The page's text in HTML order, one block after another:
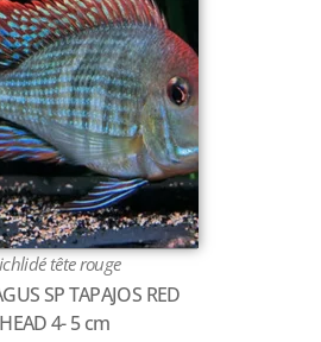
tête rouge
SP TAPAJOS RED
HEAD 4- 5 cm